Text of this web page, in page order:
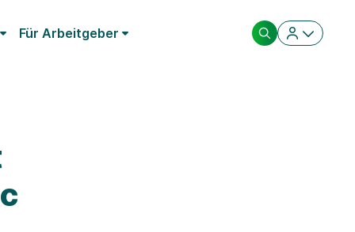
Für Arbeitgeber